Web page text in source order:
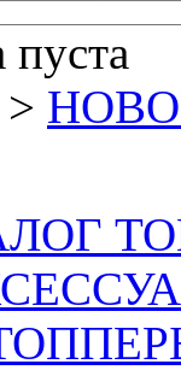
пуста
>